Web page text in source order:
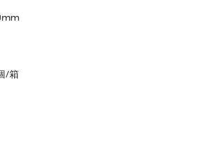
/箱